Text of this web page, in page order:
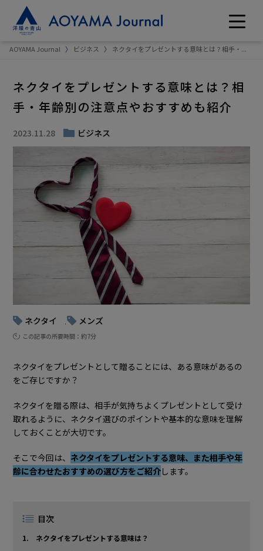
AOYAMA Journal ビジネス ネクタイをプレゼントする意味とは？相手・...
ネクタイをプレゼントする意味とは？相
手・年齢別の注意点やおすすめも紹介
2023.11.28 ビジネス
ネクタイ , メンズ
この記事の所要時間：約7分
ネクタイをプレゼントとして贈ることには、ある意味があるの
をご存じですか？
ネクタイを贈る際は、相手が気持ちよくプレゼントとして受け
取れるように、ネクタイ選びのポイントや基本的な意味を理解
しておくことが大切です。
そこで今回は、 ネクタイをプレゼントする意味、また相手や年
齢に合わせたおすすめの選び方をご紹介します。
目次
1. ネクタイをプレゼントする意味は？